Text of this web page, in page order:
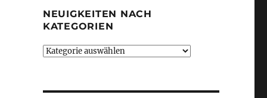
NEUIGKEITEN NACH
KATEGORIEN
Neuigkeiten